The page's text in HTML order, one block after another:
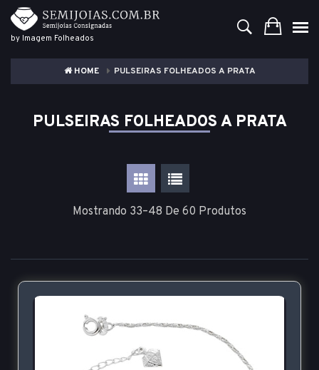
by Imagem Folheados
HOME PULSEIRAS FOLHEADOS A PRATA
PULSEIRAS FOLHEADOS A PRATA
Mostrando 33–48 De 60 Produtos